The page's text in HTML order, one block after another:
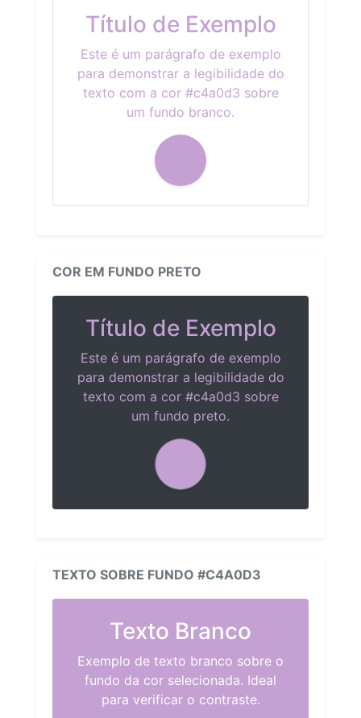
Título de Exemplo
Este é um parágrafo de exemplo
para demonstrar a legibilidade do
texto com a cor #c4a0d3 sobre
um fundo branco.
COR EM FUNDO PRETO
Título de Exemplo
Este é um parágrafo de exemplo
para demonstrar a legibilidade do
texto com a cor #c4a0d3 sobre
um fundo preto.
TEXTO SOBRE FUNDO #C4A0D3
Texto Branco
Exemplo de texto branco sobre o
fundo da cor selecionada. Ideal
para verificar o contraste.